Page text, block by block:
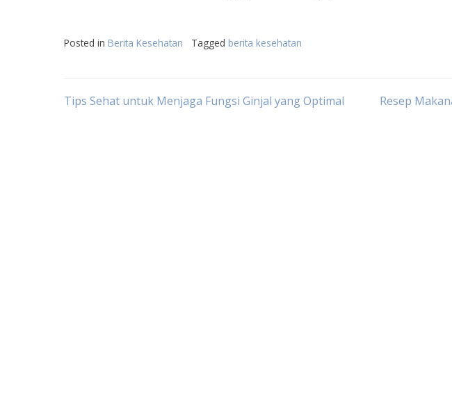
Posted in Berita Kesehatan Tagged berita kesehatan
Post
Tips Sehat untuk Menjaga Fungsi Ginjal yang Optimal
Resep